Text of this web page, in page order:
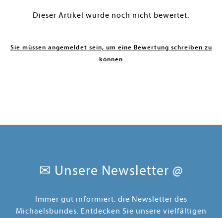
Dieser Artikel wurde noch nicht bewertet.
Sie müssen angemeldet sein, um eine Bewertung schreiben zu
können
✉ Unsere Newsletter @
Immer gut informiert: die Newsletter des
Michaelsbundes. Entdecken Sie unsere vielfältigen